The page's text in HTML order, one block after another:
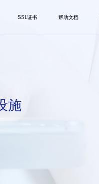
SSL证书 帮助文档
施